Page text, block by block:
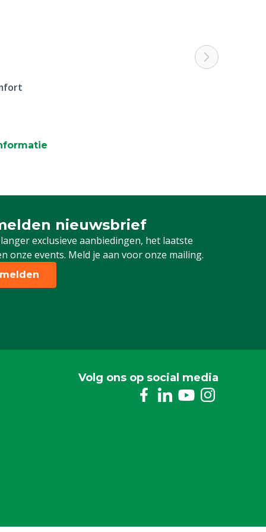
nieuwsbrief
exclusieve aanbiedingen, het laatste
onze events. Meld je aan voor onze mailing.
in voor onze nieuwsbrief
Volg ons op social media